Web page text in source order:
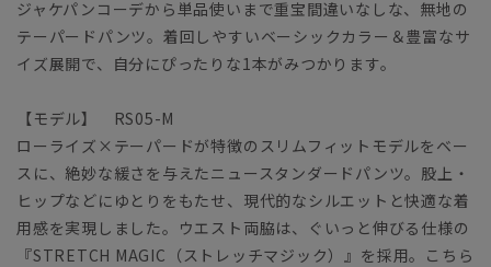
ジャケパンコーデから単品使いまで重宝間違いなしな、無地の
テーパードパンツ。着回しやすいベーシックカラー＆豊富なサ
イズ展開で、自分にぴったりな1本がみつかります。
【モデル】 RS05-M
ローライズ×テーパードが特徴のスリムフィットモデルをベー
スに、絶妙な緩さを与えたニュースタンダードパンツ。股上・
ヒップなどにゆとりをもたせ、現代的なシルエットと快適な着
用感を実現しました。ウエスト両脇は、ぐいっと伸びる仕様の
『STRETCH MAGIC（ストレッチマジック）』を採用。こちら